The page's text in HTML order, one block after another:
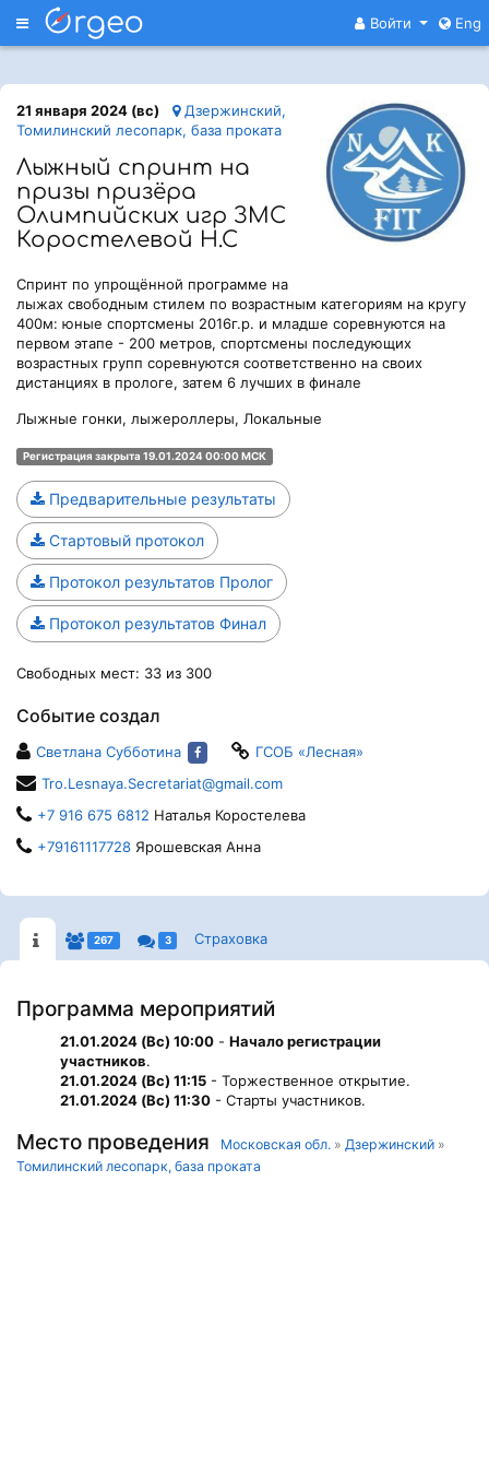
Меню Войти Eng
21 января 2024 (вс)
Дзержинский,
Томилинский лесопарк, база проката
Лыжный спринт на
призы призёра
Олимпийских игр ЗМС
Коростелевой Н.С
Спринт по упрощённой программе на
лыжах свободным стилем по возрастным категориям на кругу
400м: юные спортсмены 2016г.р. и младше соревнуются на
первом этапе - 200 метров, спортсмены последующих
возрастных групп соревнуются соответственно на своих
дистанциях в прологе, затем 6 лучших в финале
Лыжные гонки, лыжероллеры, Локальные
Регистрация закрыта 19.01.2024 00:00 МСК
Предварительные результаты
Стартовый протокол
Протокол результатов Пролог
Протокол результатов Финал
Свободных мест: 33 из 300
Событие создал
Светлана Субботина
ГСОБ «Лесная»
Tro.Lesnaya.Secretariat@gmail.com
+7 916 675 6812 Наталья Коростелева
+79161117728 Ярошевская Анна
267 3 Страховка
Программа мероприятий
21.01.2024 (Вс) 10:00 - Начало регистрации
участников.
21.01.2024 (Вс) 11:15 - Торжественное открытие.
21.01.2024 (Вс) 11:30 - Старты участников.
Место проведения Московская обл. » Дзержинский »
Томилинский лесопарк, база проката